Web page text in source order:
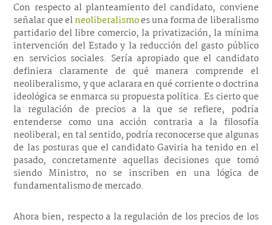
Con respecto al planteamiento del candidato, conviene
señalar que elneoliberalismoes una forma de liberalismo
partidario del libre comercio, la privatización, la mínima
intervención del Estado y la reducción del gasto público
en servicios sociales. Sería apropiado que el candidato
definiera claramente de qué manera comprende el
neoliberalismo, y que aclarara en qué corriente o doctrina
ideológica se enmarca su propuesta política. Es cierto que
la regulación de precios a la que se refiere, podría
entenderse como una acción contraria a la filosofía
neoliberal; en tal sentido, podría reconocerse que algunas
de las posturas que el candidato Gaviria ha tenido en el
pasado, concretamente aquellas decisiones que tomó
siendo Ministro, no se inscriben en una lógica de
fundamentalismo de mercado.
Ahora bien, respecto a la regulación de los precios de los